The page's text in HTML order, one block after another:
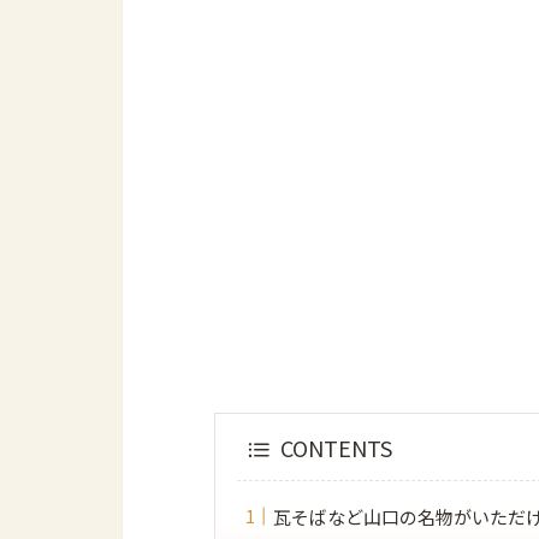
CONTENTS
瓦そばなど山口の名物がいただ